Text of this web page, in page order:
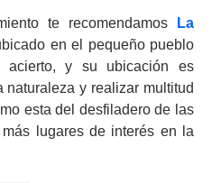
te recomendamos
La
en el pequeño pueblo
y su ubicación es
naturaleza y realizar multitud
esta del desfiladero de las
lugares de interés en la